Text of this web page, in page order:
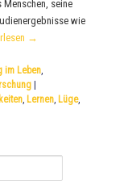
seine
wie
→
im Leben,
, Lernen, Lüge,